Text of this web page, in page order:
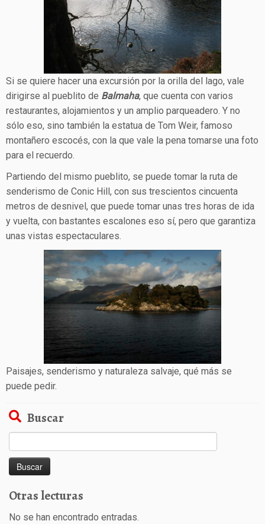
Si se quiere hacer una excursión por la orilla del lago, vale
dirigirse al pueblito de Balmaha, que cuenta con varios
restaurantes, alojamientos y un amplio parqueadero. Y no
sólo eso, sino también la estatua de Tom Weir, famoso
montañero escocés, con la que vale la pena tomarse una foto
para el recuerdo.
Partiendo del mismo pueblito, se puede tomar la ruta de
senderismo de Conic Hill, con sus trescientos cincuenta
metros de desnivel, que puede tomar unas tres horas de ida
y vuelta, con bastantes escalones eso sí, pero que garantiza
unas vistas espectaculares.
Paisajes, senderismo y naturaleza salvaje, qué más se
puede pedir.
Buscar
Otras lecturas
No se han encontrado entradas.